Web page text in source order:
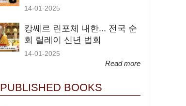
14-01-2025
캉쎄르 린포체 내한... 전국 순
회 릴레이 신년 법회
14-01-2025
Read more
PUBLISHED BOOKS